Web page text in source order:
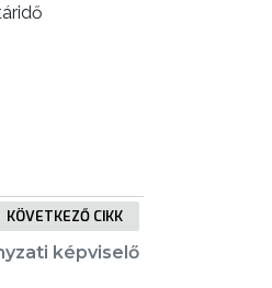
KÖVETKEZŐ CIKK
képviselő